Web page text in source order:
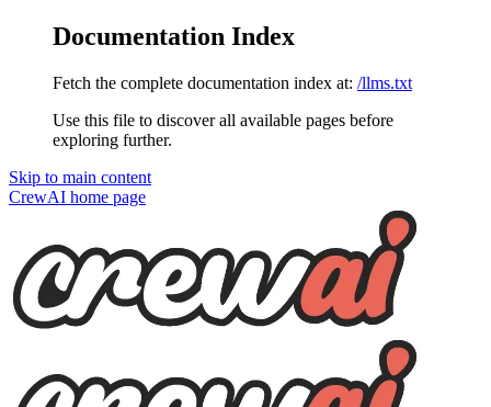
Documentation Index
Fetch the complete documentation index at: /llms.txt
Use this file to discover all available pages before
exploring further.
Skip to main content
CrewAI home page